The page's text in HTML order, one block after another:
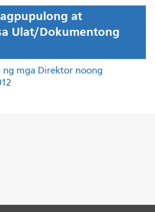
at
Ulat/Dokumentong
ng mga Direktor noong